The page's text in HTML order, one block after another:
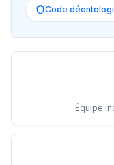
Code
Équipe